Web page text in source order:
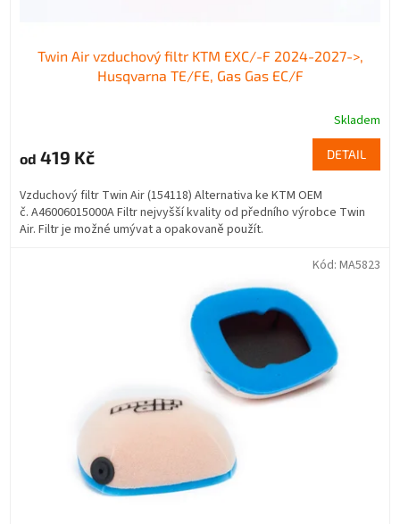
Twin Air vzduchový filtr KTM EXC/-F 2024-2027->,
Husqvarna TE/FE, Gas Gas EC/F
Skladem
od 419 Kč DETAIL
Vzduchový filtr Twin Air (154118) Alternativa ke KTM OEM
č. A46006015000A Filtr nejvyšší kvality od předního výrobce Twin
Air. Filtr je možné umývat a opakovaně použít.
Kód: MA5823